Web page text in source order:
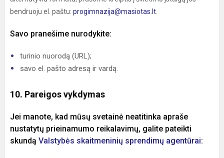
bendruoju el. paštu: progimnazija@masiotas.lt
Savo pranešime nurodykite:
turinio nuorodą (URL);
savo el. pašto adresą ir vardą.
10. Pareigos vykdymas
Jei manote, kad mūsų svetainė neatitinka apraše
nustatytų prieinamumo reikalavimų, galite pateikti
skundą Valstybės skaitmeninių sprendimų agentūrai: